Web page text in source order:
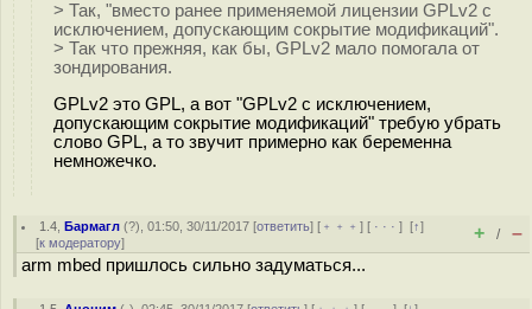
> Так, "вместо ранее применяемой лицензии GPLv2 с
исключением, допускающим сокрытие модификаций".
> Так что прежняя, как бы, GPLv2 мало помогала от
зондирования.
GPLv2 это GPL, а вот "GPLv2 с исключением,
допускающим сокрытие модификаций" требую убрать
слово GPL, а то звучит примерно как беременна
немножечко.
1.4 ,Бармагл (?), 01:50, 30/11/2017 [ответить] [ ﹢﹢﹢] [ · · ·][↑]
[к модератору] + / –
arm mbed пришлось сильно задуматься...